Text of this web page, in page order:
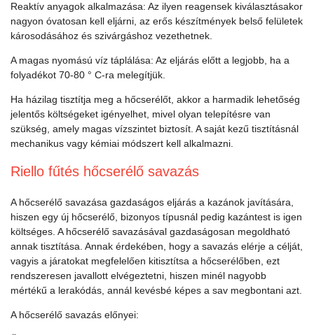
Reaktív anyagok alkalmazása: Az ilyen reagensek kiválasztásakor
nagyon óvatosan kell eljárni, az erős készítmények belső felületek
károsodásához és szivárgáshoz vezethetnek.
A magas nyomású víz táplálása: Az eljárás előtt a legjobb, ha a
folyadékot 70-80 ° C-ra melegítjük.
Ha házilag tisztítja meg a hőcserélőt, akkor a harmadik lehetőség
jelentős költségeket igényelhet, mivel olyan telepítésre van
szükség, amely magas vízszintet biztosít. A saját kezű tisztításnál
mechanikus vagy kémiai módszert kell alkalmazni.
Riello fűtés hőcserélő savazás
A hőcserélő savazása gazdaságos eljárás a kazánok javítására,
hiszen egy új hőcserélő, bizonyos típusnál pedig kazántest is igen
költséges. A hőcserélő savazásával gazdaságosan megoldható
annak tisztítása. Annak érdekében, hogy a savazás elérje a célját,
vagyis a járatokat megfelelően kitisztítsa a hőcserélőben, ezt
rendszeresen javallott elvégeztetni, hiszen minél nagyobb
mértékű a lerakódás, annál kevésbé képes a sav megbontani azt.
A hőcserélő savazás előnyei: